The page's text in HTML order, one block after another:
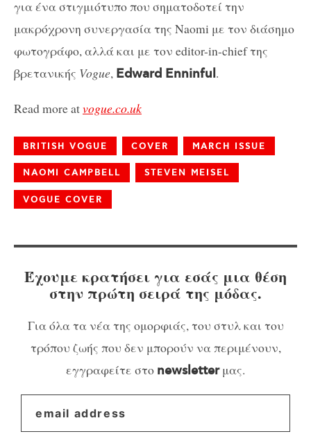
για ένα στιγμιότυπο που σηματοδοτεί την
μακρόχρονη συνεργασία της Naomi με τον διάσημο
φωτογράφο, αλλά και με τον editor-in-chief της
βρετανικής Vogue, Edward Enninful.
Read more atvogue.co.uk
BRITISH VOGUE COVER MARCH ISSUE
NAOMI CAMPBELL STEVEN MEISEL
VOGUE COVER
Έχουμε κρατήσει για εσάς μια θέση
στην πρώτη σειρά της μόδας.
Για όλα τα νέα της ομορφιάς, του στυλ και του
τρόπου ζωής που δεν μπορούν να περιμένουν,
εγγραφείτε στο newsletterμας.